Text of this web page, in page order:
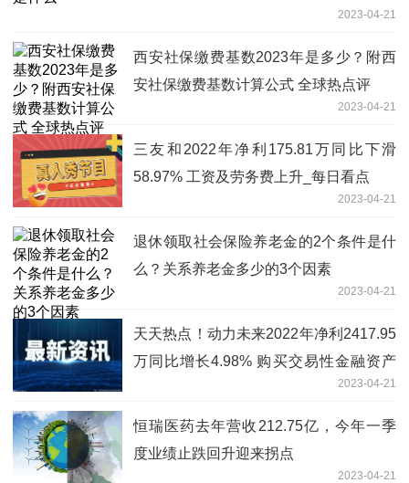
2023-04-21
西安社保缴费基数2023年是多少？附西
安社保缴费基数计算公式 全球热点评
2023-04-21
三友和2022年净利175.81万同比下滑
58.97% 工资及劳务费上升_每日看点
2023-04-21
退休领取社会保险养老金的2个条件是什
么？关系养老金多少的3个因素
2023-04-21
天天热点！动力未来2022年净利2417.95
万同比增长4.98% 购买交易性金融资产
2023-04-21
恒瑞医药去年营收212.75亿，今年一季
度业绩止跌回升迎来拐点
2023-04-21